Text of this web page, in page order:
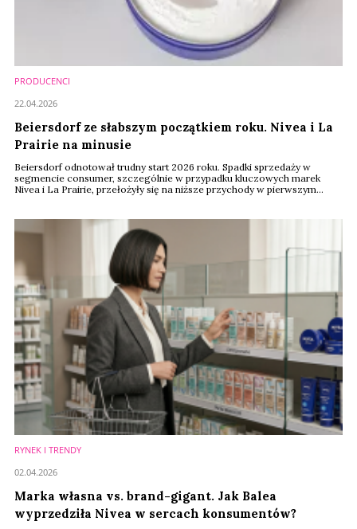
PRODUCENCI
Beiersdorf ze słabszym początkiem roku. Nivea i La
Prairie na minusie
Beiersdorf odnotował trudny start 2026 roku. Spadki sprzedaży w
segmencie consumer, szczególnie w przypadku kluczowych marek
Nivea i La Prairie, przełożyły się na niższe przychody w pierwszym
22.04.2026
RYNEK I TRENDY
Marka własna vs. brand-gigant. Jak Balea
wyprzedziła Nivea w sercach konsumentów?
02.04.2026